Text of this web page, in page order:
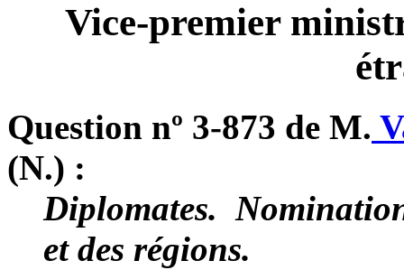
Vice-premier
Question nº 3-873 de M.
(N.) :
Diplomates.
et des régions.